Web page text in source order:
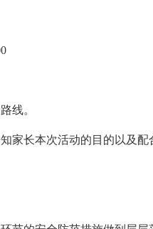
线。
长本次活动的目的以及配